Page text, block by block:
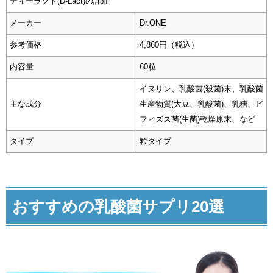
メーカー Dr.ONE
参考価格 4,860円（税込）
内容量 60粒
主な成分
イヌリン、乳酸菌(殺菌)末、乳酸菌
生産物質(大豆、乳酸菌)、乳糖、ビ
フィズス菌(生菌)乾燥原末、など
タイプ 粒タイプ
おすすめの乳酸菌サプリ20選